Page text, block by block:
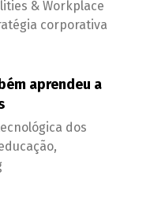
& Workplace
corporativa
aprendeu a
dos